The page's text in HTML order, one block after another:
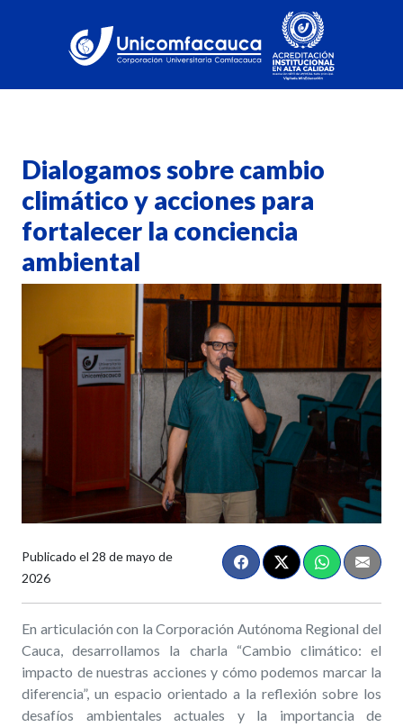
Dialogamos sobre cambio
climático y acciones para
fortalecer la conciencia
ambiental
Publicado el 28 de mayo de
2026
En articulación con la Corporación Autónoma Regional del
Cauca, desarrollamos la charla “Cambio climático: el
impacto de nuestras acciones y cómo podemos marcar la
diferencia”, un espacio orientado a la reflexión sobre los
desafíos ambientales actuales y la importancia de